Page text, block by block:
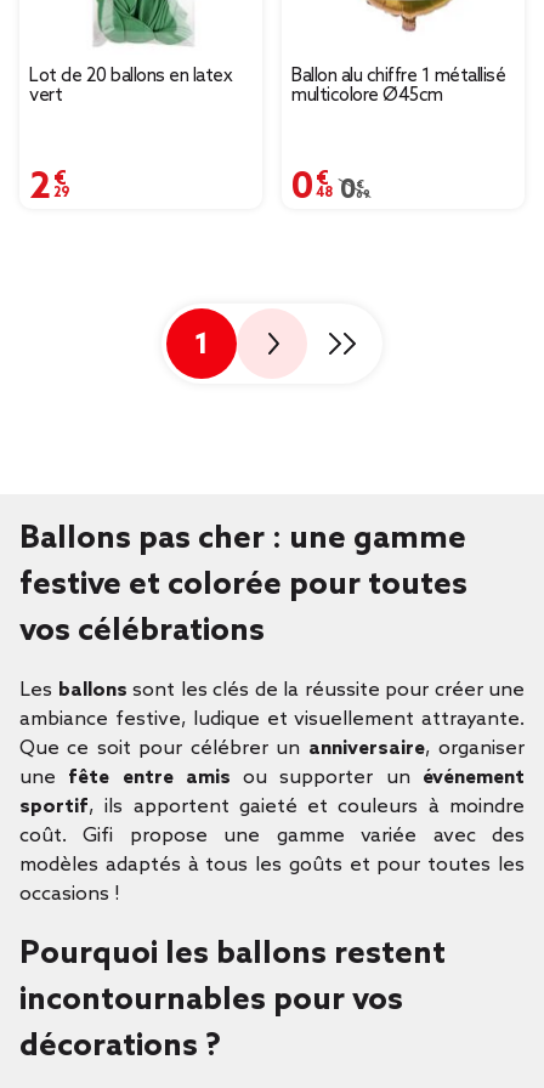
Lot de 20 ballons en latex
vert
2,29 €
Ballon alu chiffre 1 métallisé
multicolore Ø45cm
0,48 €
Prix remisé de 0,69 €
0,69 €
1
Ballons pas cher : une gamme
festive et colorée pour toutes
vos célébrations
Les ballons sont les clés de la réussite pour créer une
ambiance festive, ludique et visuellement attrayante.
Que ce soit pour célébrer un anniversaire, organiser
une fête entre amis ou supporter un événement
sportif, ils apportent gaieté et couleurs à moindre
coût. Gifi propose une gamme variée avec des
modèles adaptés à tous les goûts et pour toutes les
occasions !
Pourquoi les ballons restent
incontournables pour vos
décorations ?